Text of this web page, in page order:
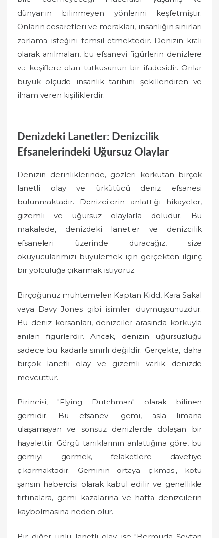
dünyanın bilinmeyen yönlerini keşfetmiştir.
Onların cesaretleri ve merakları, insanlığın sınırları
zorlama isteğini temsil etmektedir. Denizin kralı
olarak anılmaları, bu efsanevi figürlerin denizlere
ve keşiflere olan tutkusunun bir ifadesidir. Onlar
büyük ölçüde insanlık tarihini şekillendiren ve
ilham veren kişiliklerdir.
Denizdeki Lanetler: Denizcilik
Efsanelerindeki Uğursuz Olaylar
Denizin derinliklerinde, gözleri korkutan birçok
lanetli olay ve ürkütücü deniz efsanesi
bulunmaktadır. Denizcilerin anlattığı hikayeler,
gizemli ve uğursuz olaylarla doludur. Bu
makalede, denizdeki lanetler ve denizcilik
efsaneleri üzerinde duracağız, size
okuyucularımızı büyülemek için gerçekten ilginç
bir yolculuğa çıkarmak istiyoruz.
Birçoğunuz muhtemelen Kaptan Kidd, Kara Sakal
veya Davy Jones gibi isimleri duymuşsunuzdur.
Bu deniz korsanları, denizciler arasında korkuyla
anılan figürlerdir. Ancak, denizin uğursuzluğu
sadece bu kadarla sınırlı değildir. Gerçekte, daha
birçok lanetli olay ve gizemli varlık denizde
mevcuttur.
Birincisi, "Flying Dutchman" olarak bilinen
gemidir. Bu efsanevi gemi, asla limana
ulaşamayan ve sonsuz denizlerde dolaşan bir
hayalettir. Görgü tanıklarının anlattığına göre, bu
gemiyi görmek, felaketlere davetiye
çıkarmaktadır. Geminin ortaya çıkması, kötü
şansın habercisi olarak kabul edilir ve genellikle
fırtınalara, gemi kazalarına ve hatta denizcilerin
kaybolmasına neden olur.
Bir diğer ünlü lanetli olay ise "Bermuda Şeytan